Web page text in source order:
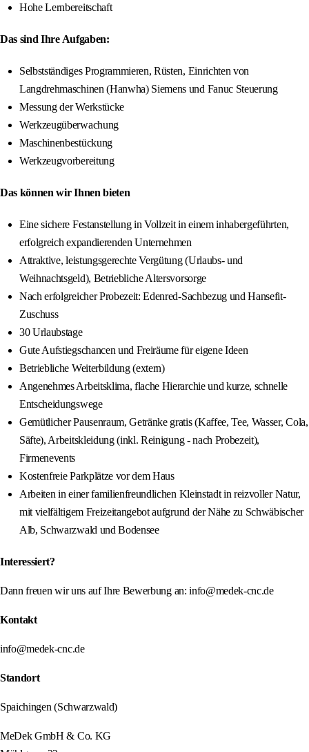
Hohe Lernbereitschaft
Das sind Ihre Aufgaben:
Selbstständiges Programmieren, Rüsten, Einrichten von
Langdrehmaschinen (Hanwha) Siemens und Fanuc Steuerung
Messung der Werkstücke
Werkzeugüberwachung
Maschinenbestückung
Werkzeugvorbereitung
Das können wir Ihnen bieten
Eine sichere Festanstellung in Vollzeit in einem inhabergeführten,
erfolgreich expandierenden Unternehmen
Attraktive, leistungsgerechte Vergütung (Urlaubs- und
Weihnachtsgeld), Betriebliche Altersvorsorge
Nach erfolgreicher Probezeit: Edenred-Sachbezug und Hansefit-
Zuschuss
30 Urlaubstage
Gute Aufstiegschancen und Freiräume für eigene Ideen
Betriebliche Weiterbildung (extern)
Angenehmes Arbeitsklima, flache Hierarchie und kurze, schnelle
Entscheidungswege
Gemütlicher Pausenraum, Getränke gratis (Kaffee, Tee, Wasser, Cola,
Säfte), Arbeitskleidung (inkl. Reinigung - nach Probezeit),
Firmenevents
Kostenfreie Parkplätze vor dem Haus
Arbeiten in einer familienfreundlichen Kleinstadt in reizvoller Natur,
mit vielfältigem Freizeitangebot aufgrund der Nähe zu Schwäbischer
Alb, Schwarzwald und Bodensee
Interessiert?
Dann freuen wir uns auf Ihre Bewerbung an: info@medek-cnc.de
Kontakt
info@medek-cnc.de
Standort
Spaichingen (Schwarzwald)
MeDek GmbH & Co. KG